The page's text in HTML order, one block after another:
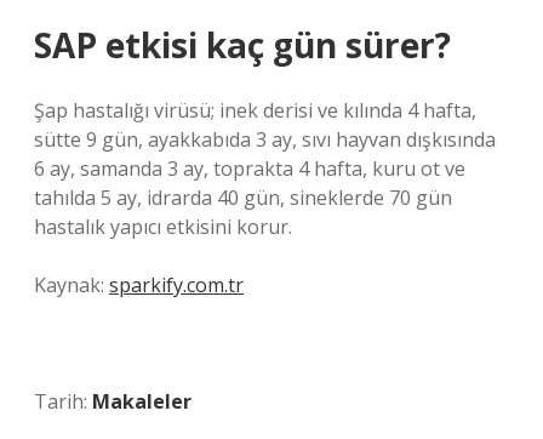
SAP etkisi kaç gün sürer?
Şap hastalığı virüsü; inek derisi ve kılında 4 hafta,
sütte 9 gün, ayakkabıda 3 ay, sıvı hayvan dışkısında
6 ay, samanda 3 ay, toprakta 4 hafta, kuru ot ve
tahılda 5 ay, idrarda 40 gün, sineklerde 70 gün
hastalık yapıcı etkisini korur.
Kaynak: sparkify.com.tr
Tarih: Makaleler